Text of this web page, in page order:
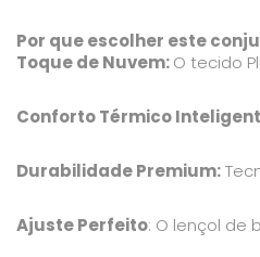
Por que escolher este
Toque de Nuvem:O tecido
Conforto Térmico
Durabilidade Premium:
Ajuste Perfeito: O lençol de